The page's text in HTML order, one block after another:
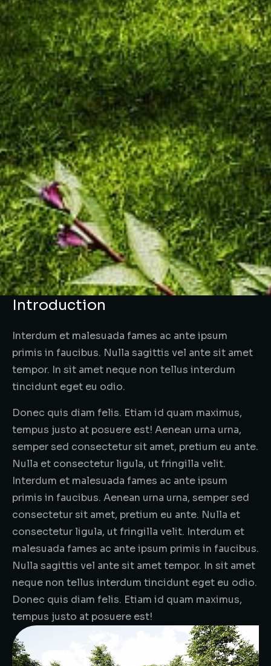
Introduction
Interdum et malesuada fames ac ante ipsum
primis in faucibus. Nulla sagittis vel ante sit amet
tempor. In sit amet neque non tellus interdum
tincidunt eget eu odio.
Donec quis diam felis. Etiam id quam maximus,
tempus justo at posuere est! Aenean urna urna,
semper sed consectetur sit amet, pretium eu ante.
Nulla et consectetur ligula, ut fringilla velit.
Interdum et malesuada fames ac ante ipsum
primis in faucibus. Aenean urna urna, semper sed
consectetur sit amet, pretium eu ante. Nulla et
consectetur ligula, ut fringilla velit. Interdum et
malesuada fames ac ante ipsum primis in faucibus.
Nulla sagittis vel ante sit amet tempor. In sit amet
neque non tellus interdum tincidunt eget eu odio.
Donec quis diam felis. Etiam id quam maximus,
tempus justo at posuere est!